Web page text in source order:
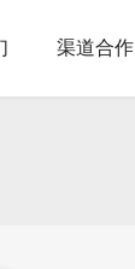
渠道合作